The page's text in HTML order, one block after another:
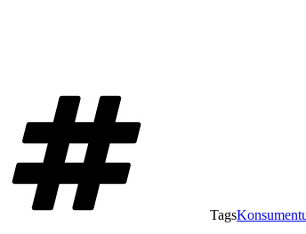
Tags